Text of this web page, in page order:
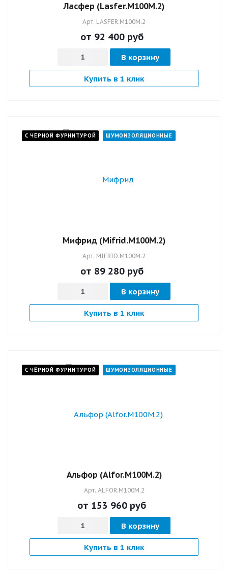
Ласфер (Lasfer.M100M.2)
Арт. LASFER.M100M.2
от 92 400 руб
В корзину
Купить в 1 клик
С ЧЁРНОЙ ФУРНИТУРОЙ ШУМОИЗОЛЯЦИОННЫЕ
Мифрид (Mifrid.M100M.2)
Арт. MIFRID.M100M.2
от 89 280 руб
В корзину
Купить в 1 клик
С ЧЁРНОЙ ФУРНИТУРОЙ ШУМОИЗОЛЯЦИОННЫЕ
Альфор (Alfor.M100M.2)
Арт. ALFOR.M100M.2
от 153 960 руб
В корзину
Купить в 1 клик